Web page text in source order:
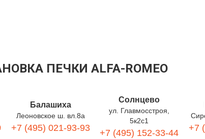
ПЕЧКИ ALFA-ROMEO
Балашиха
Леоновское ш. вл.8а
+7 (495) 021-93-93
Солнцево
ул. Главмосстроя,
5к2с1
+7 (495) 152-33-44 +7